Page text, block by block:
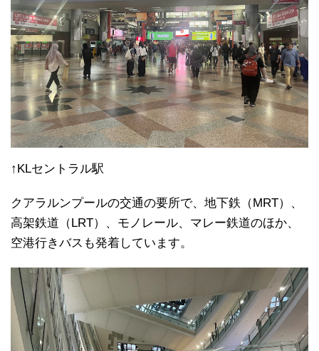
↑KLセントラル駅
クアラルンプールの交通の要所で、地下鉄（MRT）、
高架鉄道（LRT）、モノレール、マレー鉄道のほか、
空港行きバスも発着しています。